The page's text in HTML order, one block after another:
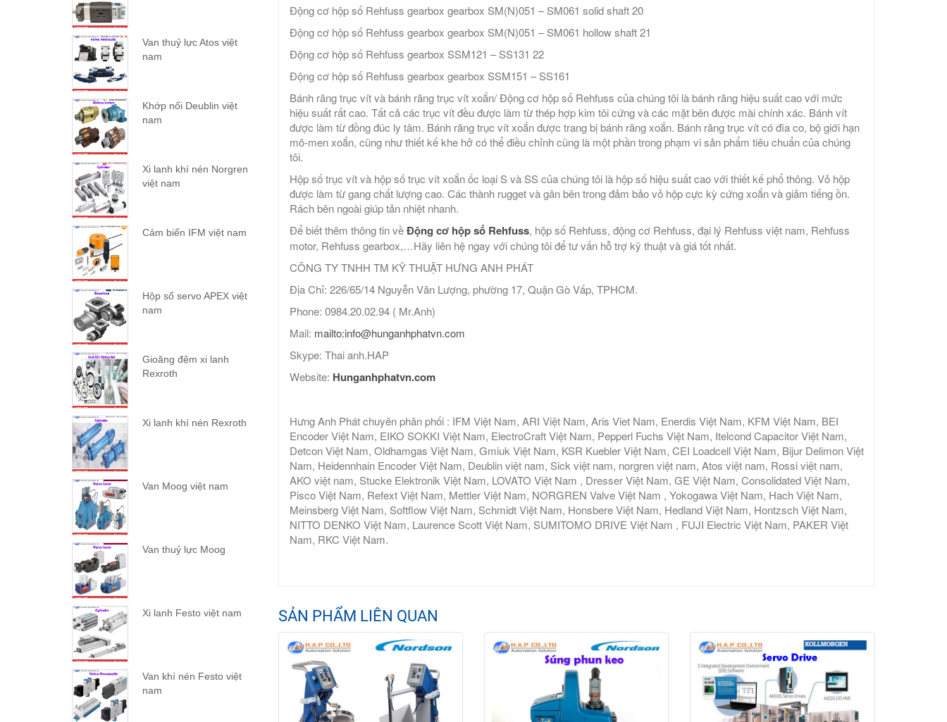
Động cơ hộp số Rehfuss gearbox gearbox SM(N)051 – SM061 solid shaft 20
Động cơ hộp số Rehfuss gearbox gearbox SM(N)051 – SM061 hollow shaft 21
Động cơ hộp số Rehfuss gearbox SSM121 – SS131 22
Động cơ hộp số Rehfuss gearbox gearbox SSM151 – SS161
Bánh răng trục vít và bánh răng trục vít xoắn/ Động cơ hộp số Rehfuss của chúng tôi là bánh răng hiệu suất cao với mức
hiệu suất rất cao. Tất cả các trục vít đều được làm từ thép hợp kim tôi cứng và các mặt bên được mài chính xác. Bánh vít
được làm từ đồng đúc ly tâm. Bánh răng trục vít xoắn được trang bị bánh răng xoắn. ​​Bánh răng trục vít có đĩa co, bộ giới hạn
mô-men xoắn, cũng như thiết kế khe hở có thể điều chỉnh cũng là một phần trong phạm vi sản phẩm tiêu chuẩn của chúng
tôi.
Hộp số trục vít và hộp số trục vít xoắn ốc loại S và SS của chúng tôi là hộp số hiệu suất cao với thiết kế phổ thông. Vỏ hộp
được làm từ gang chất lượng cao. Các thành rugget và gân bên trong đảm bảo vỏ hộp cực kỳ cứng xoắn và giảm tiếng ồn.
Rách bên ngoài giúp tản nhiệt nhanh.
Để biết thêm thông tin vềĐộng cơ hộp số Rehfuss, hộp số Rehfuss, động cơ Rehfuss, đại lý Rehfuss việt nam, Rehfuss
motor, Rehfuss gearbox,…Hãy liên hệ ngay với chúng tôi để tư vấn hỗ trợ kỹ thuật và giá tốt nhất.
CÔNG TY TNHH TM KỸ THUẬT HƯNG ANH PHÁT
Địa Chỉ: 226/65/14 Nguyễn Văn Lượng, phường 17, Quận Gò Vấp, TPHCM.
Phone: 0984.20.02.94 ( Mr.Anh)
Mail: mailto:info@hunganhphatvn.com
Skype: Thai anh.HAP
Website: Hunganhphatvn.com
Hưng Anh Phát chuyên phân phối : IFM Việt Nam, ARI Việt Nam, Aris Viet Nam, Enerdis Việt Nam, KFM Việt Nam, BEI
Encoder Việt Nam, EIKO SOKKI Việt Nam, ElectroCraft Việt Nam, Pepperl Fuchs Việt Nam, Itelcond Capacitor Việt Nam,
Detcon Việt Nam, Oldhamgas Việt Nam, Gmiuk Việt Nam, KSR Kuebler Việt Nam, CEI Loadcell Việt Nam, Bijur Delimon Việt
Nam, Heidennhain Encoder Việt Nam, Deublin việt nam, Sick việt nam, norgren việt nam, Atos việt nam, Rossi việt nam,
AKO việt nam, Stucke Elektronik Việt Nam, LOVATO Việt Nam , Dresser Việt Nam, GE Việt Nam, Consolidated Việt Nam,
Pisco Việt Nam, Refext Việt Nam, Mettler Việt Nam, NORGREN Valve Việt Nam , Yokogawa Việt Nam, Hach Việt Nam,
Meinsberg Việt Nam, Softflow Việt Nam, Schmidt Việt Nam, Honsbere Việt Nam, Hedland Việt Nam, Hontzsch Việt Nam,
NITTO DENKO Việt Nam, Laurence Scott Việt Nam, SUMITOMO DRIVE Việt Nam , FUJI Electric Việt Nam, PAKER Việt
Nam, RKC Việt Nam.
SẢN PHẨM LIÊN QUAN
Van thuỷ lực Atos việt
nam
Khớp nối Deublin việt
nam
Xi lanh khí nén Norgren
việt nam
Cảm biến IFM việt nam
Hộp số servo APEX việt
nam
Gioăng đệm xi lanh
Rexroth
Xi lanh khí nén Rexroth
Van Moog việt nam
Van thuỷ lực Moog
Xi lanh Festo việt nam
Van khí nén Festo việt
nam